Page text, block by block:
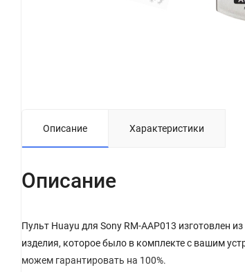
Описание Характеристики
Описание
Пульт Huayu для Sony RM-AAP013 изготовлен
изделия, которое было в комплекте с вашим
можем гарантировать на 100%.